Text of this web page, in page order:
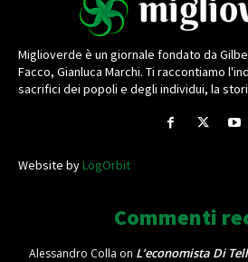
Miglioverde è un giornale fondato da
Facco, Gianluca Marchi. Ti raccontiamo
sacrifici dei popoli e degli individui, la
Website byLogOrbit
Commenti
Alessandro Colla on L’economista Di